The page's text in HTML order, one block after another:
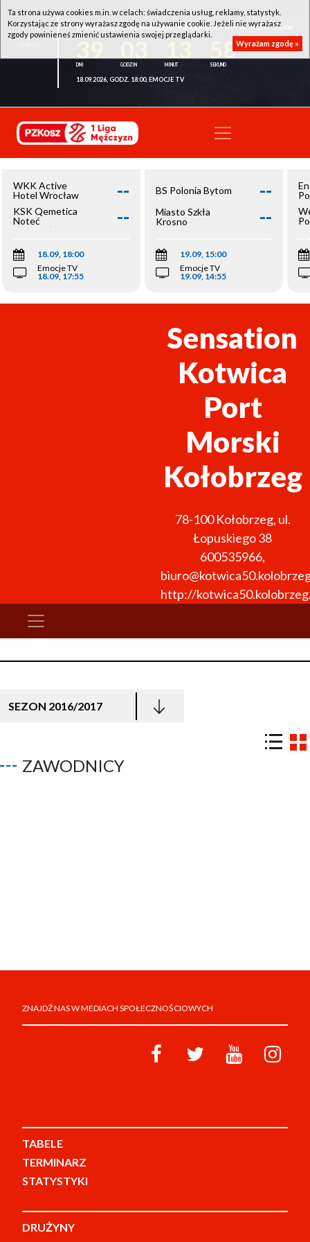
WKK ACTIVE HOTEL WROCŁAW - KSK QEMETICA NOTEĆ INOWROCŁAW
58
18.09.2026, GODZ. 18:00, EMOCJE TV
WKK Active
Hotel Wrocław
--
KSK Qemetica
Noteć
Inowrocław
--
18.09, 18:00
Emocje TV
18.09, 17:55
BS Polonia Bytom --
Miasto Szkła
Krosno
--
19.09, 15:00
Emocje TV
19.09, 14:55
Sensation
Kotwica
Port
Morski
Kołobrzeg
78-100 Kołobrzeg, ul.
Łopuskiego 38
600535966,
http://
SEZON 2016/2017
ZAWODNICY
ZNAJDŹ NAS W MEDIACH SPOŁECZNOŚCIOWYCH
TABELE
TERMINARZ
STATYSTYKI
DRUŻYNY
Ta strona używa cookies m.in. w celach: świadczenia usług, reklamy, statystyk.
Korzystając ze strony wyrażasz zgodę na używanie cookie. Jeżeli nie wyrażasz
zgody powinieneś zmienić ustawienia swojej przeglądarki.
Wyrażam zgodę »